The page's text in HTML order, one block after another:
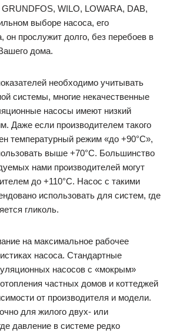
GRUNDFOS, WILO, LOWARA, DAB,
выборе насоса, его
он прослужит долго, без перебоев в
дома.
необходимо учитывать
системы, многие некачественные
насосы имеют низкий
Даже если производителем такого
температурный режим «до +90°С»,
выше +70°С. Большинство
нами производителей могут
до +110°С. Насос с такими
использовать для систем, где
гликоль.
на максимальное рабочее
насоса. Стандартные
насосов с «мокрым»
частных домов и коттеджей
от производителя и модели.
для жилого двух- или
давление в системе редко